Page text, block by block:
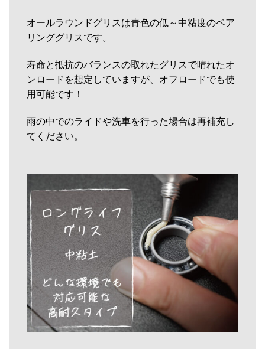
オールラウンドグリスは青色の低～中粘度のベア
リンググリスです。
寿命と抵抗のバランスの取れたグリスで晴れたオ
ンロードを想定していますが、オフロードでも使
用可能です！
雨の中でのライドや洗車を行った場合は再補充し
てください。